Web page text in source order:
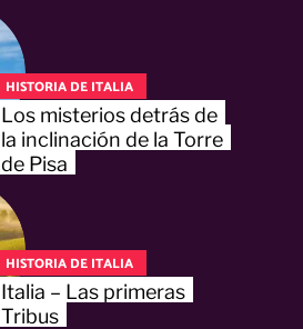
HISTORIA DE ITALIA
Los misterios detrás de
la inclinación de la Torre
de Pisa
HISTORIA DE ITALIA
Italia – Las primeras
Tribus